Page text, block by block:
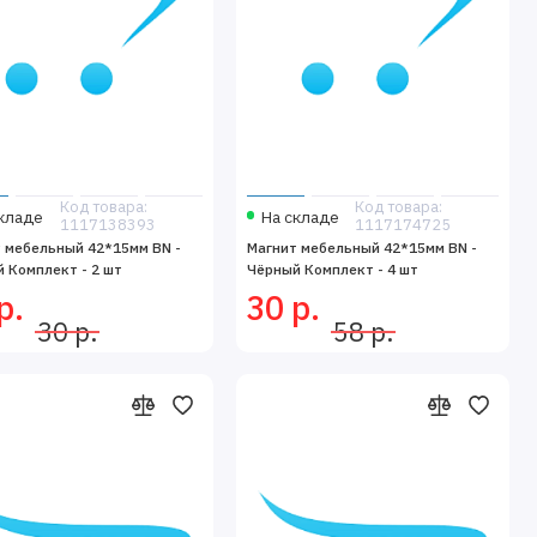
Код товара:
1117138393
мебельный 42*15мм BN -
Комплект - 2 шт
30 р.
На складе
Код товара:
1117174725
Магнит мебельный 42*15мм BN -
Чёрный Комплект - 4 шт
30 р.
58 р.